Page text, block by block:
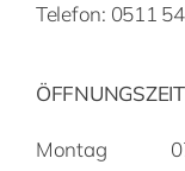
Telefon: 0511
Montag